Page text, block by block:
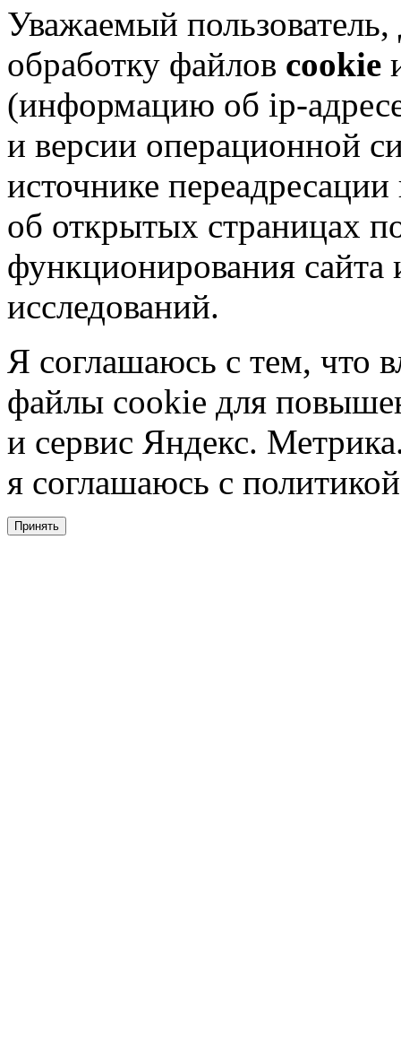
Уважаемый
обработку файлов cookie
(информацию об ip-
и версии операционной
источнике переадресации
об открытых страницах
функционирования сайта
исследований.
Я соглашаюсь с тем, что
файлы cookie для
и сервис Яндекс.
я соглашаюсь с
Принять